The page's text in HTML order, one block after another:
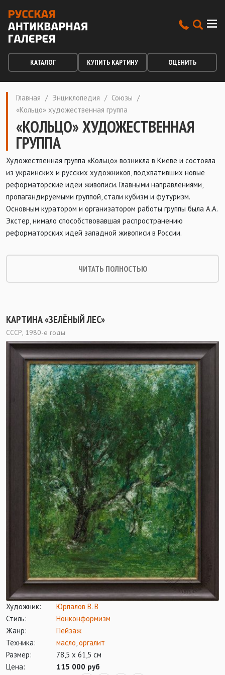
КАТАЛОГ КУПИТЬ КАРТИНУ ОЦЕНИТЬ
Главная / Энциклопедия / Союзы /
«Кольцо» художественная группа
«КОЛЬЦО» ХУДОЖЕСТВЕННАЯ
ГРУППА
Художественная группа «Кольцо» возникла в Киеве и состояла
из украинских и русских художников, подхвативших новые
реформаторские идеи живописи. Главными направлениями,
пропагандируемыми группой, стали кубизм и футуризм.
Основным куратором и организатором работы группы была А.А.
Экстер, нимало способствовавшая распространению
реформаторских идей западной живописи в России.
ЧИТАТЬ ПОЛНОСТЬЮ
КАРТИНА «ЗЕЛЁНЫЙ ЛЕС»
СССР, 1980-е годы
Художник:
Юрпалов В. В
Стиль:
Нонконформизм
Жанр:
Пейзаж
Техника:
масло,оргалит
Размер:
78,5 х 61,5 см
Цена:
115 000 руб